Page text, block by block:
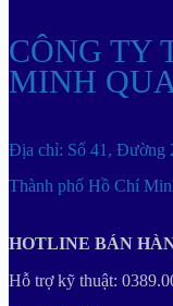
CÔNG TY
MINH
Địa chỉ: Số 41, Đường
Thành phố Hồ Chí
HOTLINE BÁN
Hỗ trợ kỹ thuật: